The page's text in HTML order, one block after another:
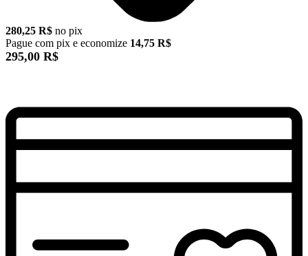
280,25 R$ no pix
Pague com pix e economize 14,75 R$
295,00 R$